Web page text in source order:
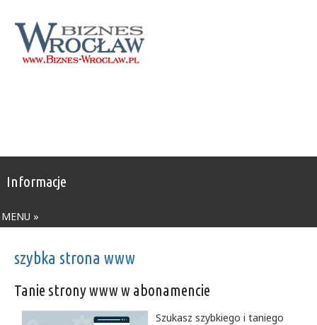
Informacje
MENU »
szybka strona www
Tanie strony www w abonamencie
Szukasz szybkiego i taniego